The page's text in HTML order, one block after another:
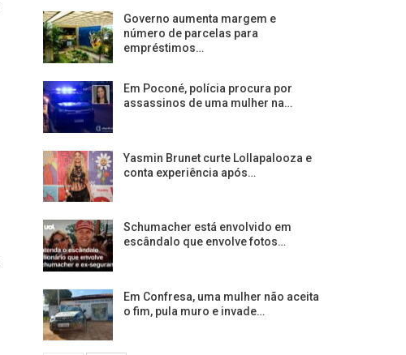
Governo aumenta margem e
número de parcelas para
empréstimos…
Em Poconé, polícia procura por
assassinos de uma mulher na…
Yasmin Brunet curte Lollapalooza e
conta experiência após…
Schumacher está envolvido em
escândalo que envolve fotos…
Em Confresa, uma mulher não aceita
o fim, pula muro e invade…